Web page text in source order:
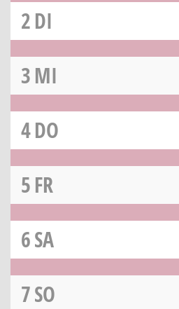
2DI
3MI
4DO
5FR
6SA
7SO